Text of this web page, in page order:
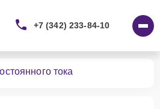
+7 (342) 233-84-10
тока